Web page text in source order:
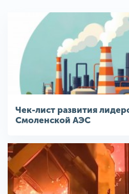
Чек-лист развития
Смоленской АЭС